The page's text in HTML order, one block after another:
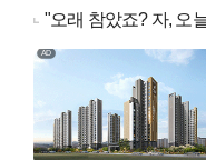
"오래 참았죠? 자, 오